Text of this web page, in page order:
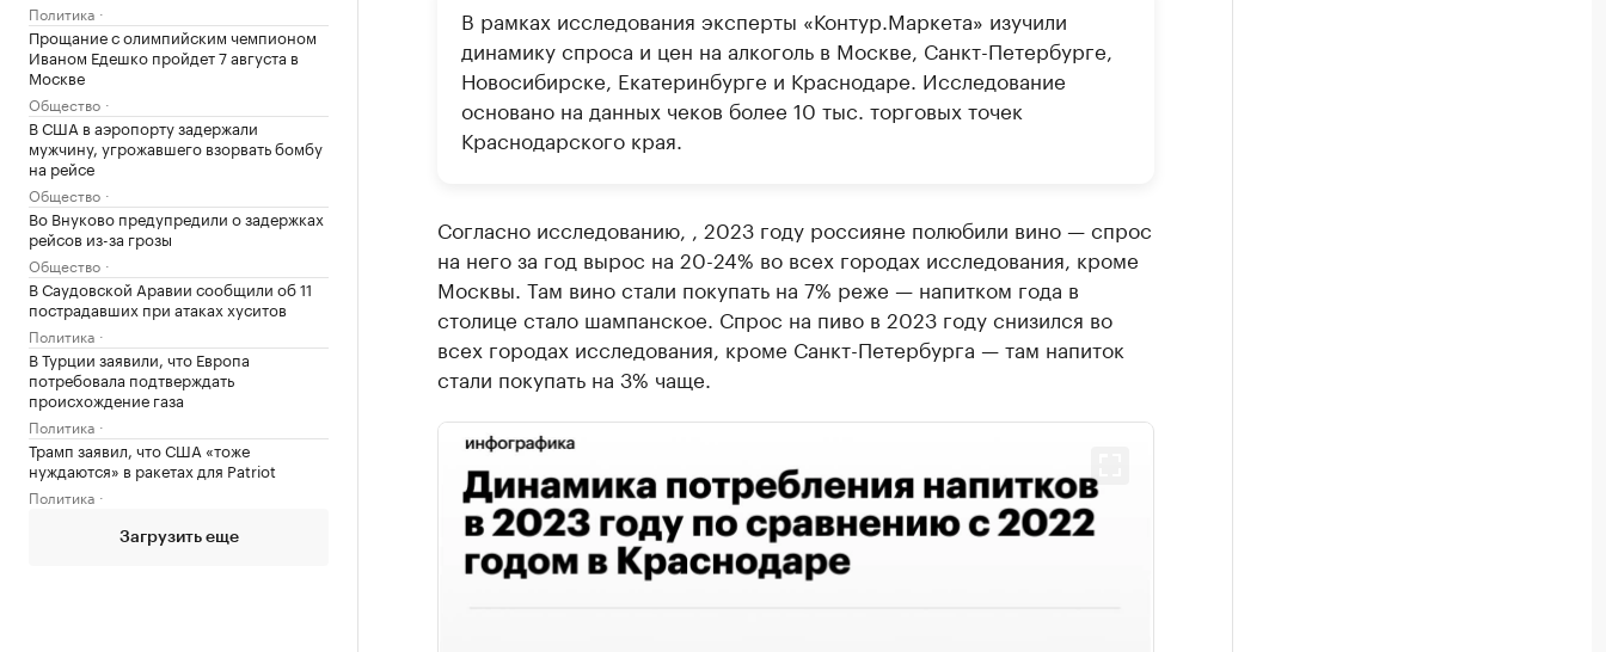
Политика
Прощание с олимпийским чемпионом
Иваном Едешко пройдет 7 августа в
Москве
Общество
В США в аэропорту задержали
мужчину, угрожавшего взорвать бомбу
на рейсе
Общество
Во Внуково предупредили о задержках
рейсов из-за грозы
Общество
В Саудовской Аравии сообщили об 11
пострадавших при атаках хуситов
Политика
В Турции заявили, что Европа
потребовала подтверждать
происхождение газа
Политика
Трамп заявил, что США «тоже
нуждаются» в ракетах для Patriot
Политика
Загрузить еще
В рамках исследования эксперты «Контур.Маркета» изучили
динамику спроса и цен на алкоголь в Москве, Санкт-Петербурге,
Новосибирске, Екатеринбурге и Краснодаре. Исследование
основано на данных чеков более 10 тыс. торговых точек
Краснодарского края.
Согласно исследованию, , 2023 году россияне полюбили вино — спрос
на него за год вырос на 20-24% во всех городах исследования, кроме
Москвы. Там вино стали покупать на 7% реже — напитком года в
столице стало шампанское. Спрос на пиво в 2023 году снизился во
всех городах исследования, кроме Санкт-Петербурга — там напиток
стали покупать на 3% чаще.